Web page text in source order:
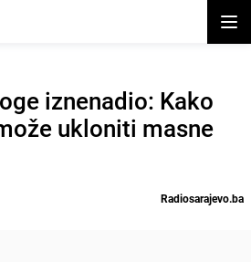
iznenadio: Kako
ukloniti masne
Radiosarajevo.ba